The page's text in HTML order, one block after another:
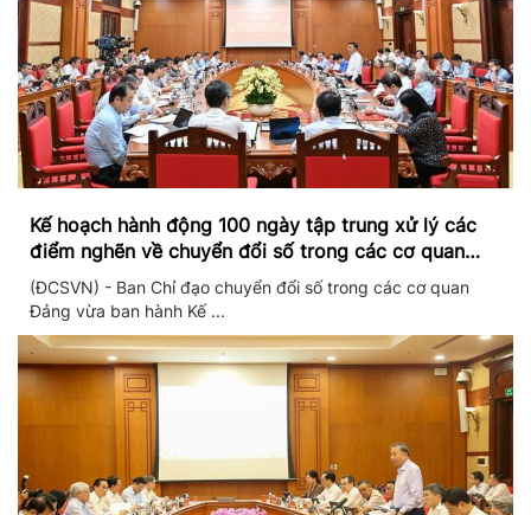
Kế hoạch hành động 100 ngày tập trung xử lý các
điểm nghẽn về chuyển đổi số trong các cơ quan
Đảng
(ĐCSVN) - Ban Chỉ đạo chuyển đổi số trong các cơ quan
Đảng vừa ban hành Kế ...